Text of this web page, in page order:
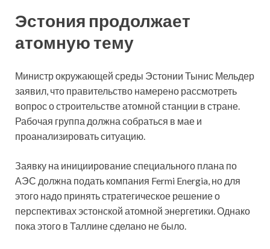
Эстония продолжает
атомную тему
Министр окружающей среды Эстонии Тынис Мельдер
заявил, что правительство намерено рассмотреть
вопрос о строительстве атомной станции в стране.
Рабочая группа должна собраться в мае и
проанализировать ситуацию.
Заявку на инициирование специального плана по
АЭС должна подать компания Fermi Energia, но для
этого надо принять стратегическое решение о
перспективах эстонской атомной энергетики. Однако
пока этого в Таллине сделано не было.